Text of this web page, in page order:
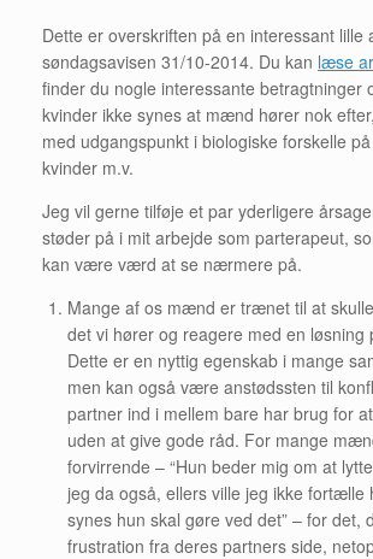
Dette er overskriften på en interessant lille
søndagsavisen 31/10-2014. Du kan læse
finder du nogle interessante betragtninger
kvinder ikke synes at mænd hører nok
med udgangspunkt i biologiske forskelle
kvinder m.v.
Jeg vil gerne tilføje et par yderligere
støder på i mit arbejde som parterapeut,
kan være værd at se nærmere på.
Mange af os mænd er trænet til at
det vi hører og reagere med en løsning
Dette er en nyttig egenskab i mange
men kan også være anstødssten til
partner ind i mellem bare har brug for
uden at give gode råd. For mange
forvirrende – “Hun beder mig om at
jeg da også, ellers ville jeg ikke fortælle
synes hun skal gøre ved det” – for det,
frustration fra deres partners side,